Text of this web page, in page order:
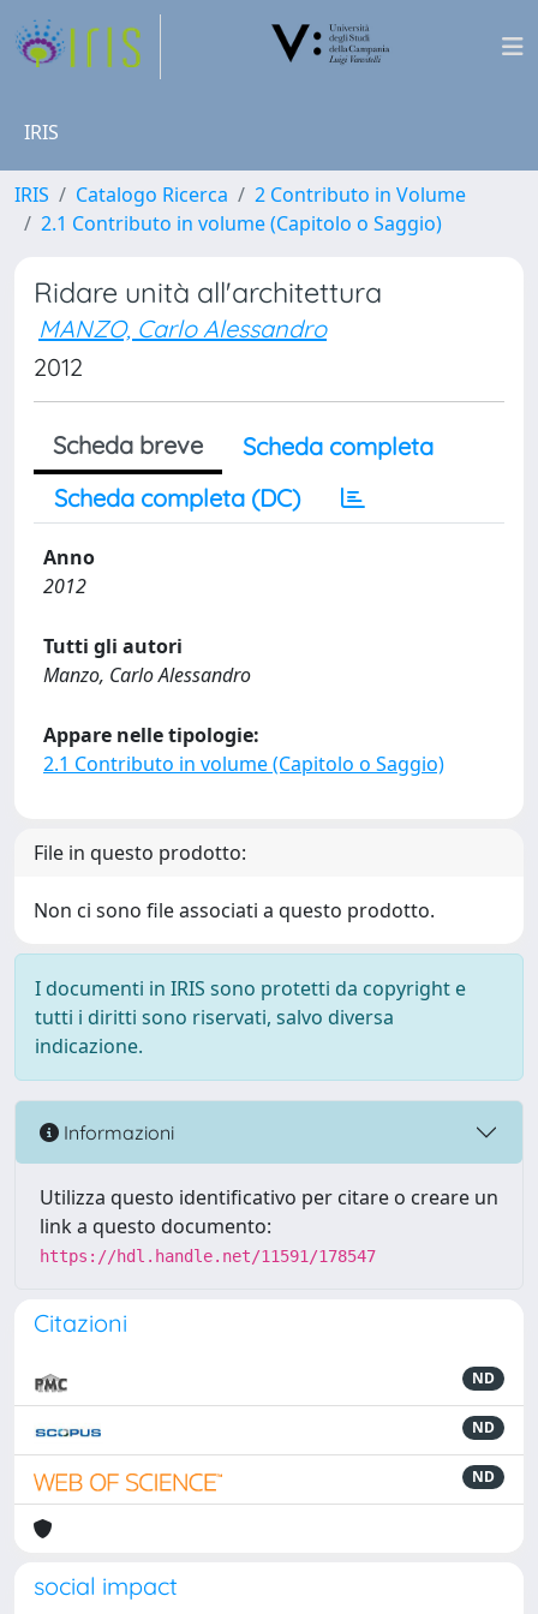
IRIS
IRIS Catalogo Ricerca
2 Contributo in Volume
2.1 Contributo in volume (Capitolo o Saggio)
Ridare unità all'architettura
MANZO, Carlo Alessandro
2012
Scheda breve
Scheda completa
Scheda completa (DC)
Anno
2012
Tutti gli autori
Manzo, Carlo Alessandro
Appare nelle tipologie:
2.1 Contributo in volume (Capitolo o Saggio)
File in questo prodotto:
Non ci sono file associati a questo prodotto.
I documenti in IRIS sono protetti da copyright e
tutti i diritti sono riservati, salvo diversa
indicazione.
Informazioni
Utilizza questo identificativo per citare o creare un
link a questo documento:
https://hdl.handle.net/11591/178547
Citazioni
ND
ND
ND
social impact